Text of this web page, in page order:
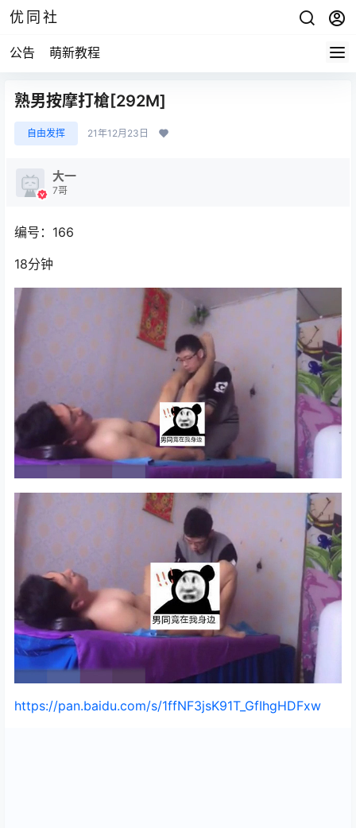
优同社
公告 萌新教程
熟男按摩打槍[292M]
自由发挥 21年12月23日
大一
7哥
编号：166
18分钟
https://pan.baidu.com/s/1ffNF3jsK91T_GfIhgHDFxw